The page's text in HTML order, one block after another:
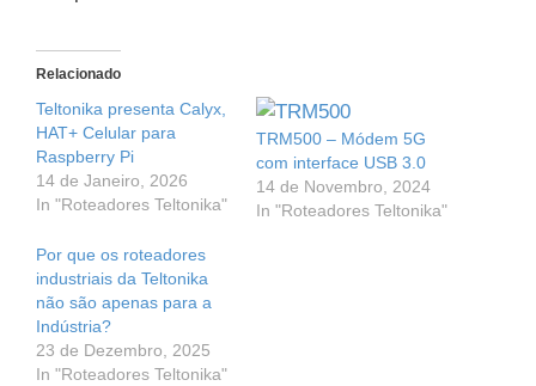
Relacionado
Teltonika presenta Calyx,
HAT+ Celular para
Raspberry Pi
14 de Janeiro, 2026
In "Roteadores Teltonika"
TRM500 – Módem 5G
com interface USB 3.0
14 de Novembro, 2024
In "Roteadores Teltonika"
Por que os roteadores
industriais da Teltonika
não são apenas para a
Indústria?
23 de Dezembro, 2025
In "Roteadores Teltonika"